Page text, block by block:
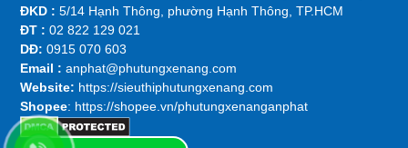
Trục khuỷu xe nâng Toyota 2J
Bơm nước xe nâng Komatsu
4D94-2P
Tắc kê bánh sau xe nâng Heli
CPC(D)10-30,CPD10-
30;CPCD20-30
Cam xoay xe nâng Nichiyu
Nichiyu FB10-18 65 Series LH
ĐKD : 5/14 Hạnh Thông, phường Hạnh Thông, TP.HCM
ĐT : 02 822 129 021
DĐ: 0915 070 603
Email : anphat@phutungxenang.com
Website: https://sieuthiphutungxenang.com
Shopee: https://shopee.vn/phutungxenanganphat